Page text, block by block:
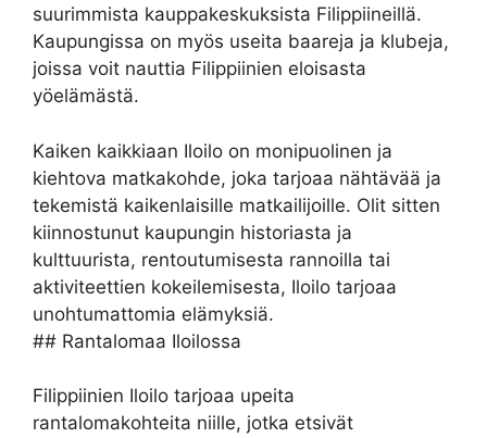
suurimmista kauppakeskuksista Filippiineillä.
Kaupungissa on myös useita baareja ja klubeja,
joissa voit nauttia Filippiinien eloisasta
yöelämästä.
Kaiken kaikkiaan Iloilo on monipuolinen ja
kiehtova matkakohde, joka tarjoaa nähtävää ja
tekemistä kaikenlaisille matkailijoille. Olit sitten
kiinnostunut kaupungin historiasta ja
kulttuurista, rentoutumisesta rannoilla tai
aktiviteettien kokeilemisesta, Iloilo tarjoaa
unohtumattomia elämyksiä.
## Rantalomaa Iloilossa
Filippiinien Iloilo tarjoaa upeita
rantalomakohteita niille, jotka etsivät